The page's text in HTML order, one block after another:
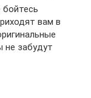
вам в
не забудут